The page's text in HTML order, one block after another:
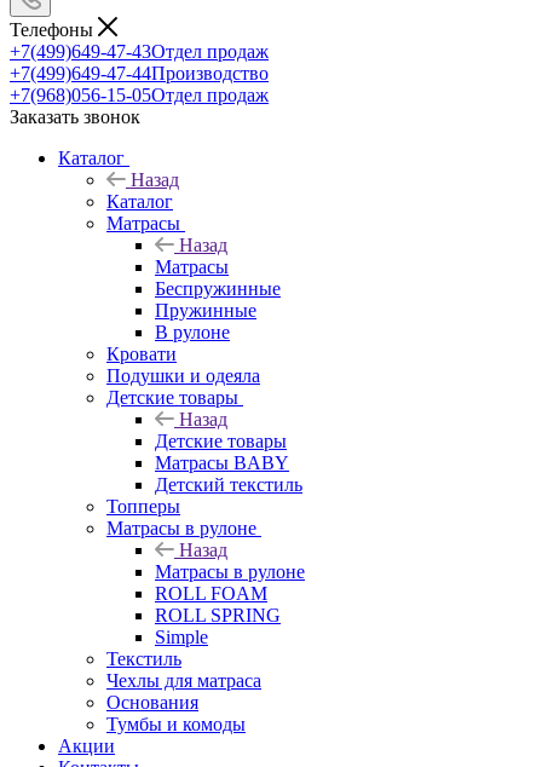
Телефоны
+7(499)649-47-43Отдел продаж
+7(499)649-47-44Производство
+7(968)056-15-05Отдел продаж
Заказать звонок
Каталог
Назад
Каталог
Матрасы
Назад
Матрасы
Беспружинные
Пружинные
В рулоне
Кровати
Подушки и одеяла
Детские товары
Назад
Детские товары
Матрасы BABY
Детский текстиль
Топперы
Матрасы в рулоне
Назад
Матрасы в рулоне
ROLL FOAM
ROLL SPRING
Simple
Текстиль
Чехлы для матраса
Основания
Тумбы и комоды
Акции